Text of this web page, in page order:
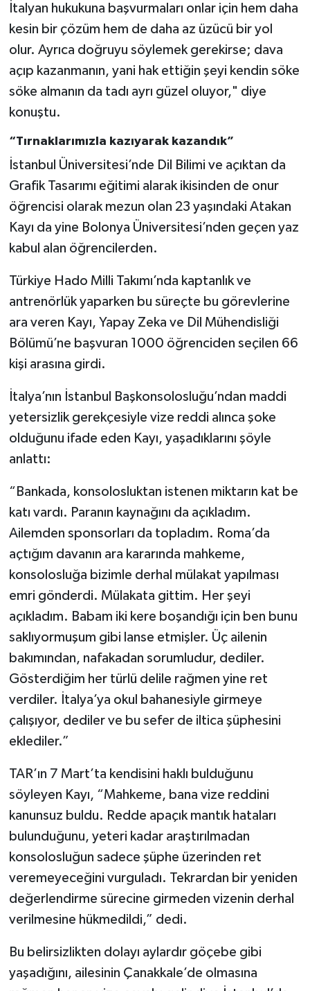
İtalyan hukukuna başvurmaları onlar için hem daha
kesin bir çözüm hem de daha az üzücü bir yol
olur. Ayrıca doğruyu söylemek gerekirse; dava
açıp kazanmanın, yani hak ettiğin şeyi kendin söke
söke almanın da tadı ayrı güzel oluyor," diye
konuştu.
“Tırnaklarımızla kazıyarak kazandık”
İstanbul Üniversitesi’nde Dil Bilimi ve açıktan da
Grafik Tasarımı eğitimi alarak ikisinden de onur
öğrencisi olarak mezun olan 23 yaşındaki Atakan
Kayı da yine Bolonya Üniversitesi’nden geçen yaz
kabul alan öğrencilerden.
Türkiye Hado Milli Takımı’nda kaptanlık ve
antrenörlük yaparken bu süreçte bu görevlerine
ara veren Kayı, Yapay Zeka ve Dil Mühendisliği
Bölümü’ne başvuran 1000 öğrenciden seçilen 66
kişi arasına girdi.
İtalya’nın İstanbul Başkonsolosluğu’ndan maddi
yetersizlik gerekçesiyle vize reddi alınca şoke
olduğunu ifade eden Kayı, yaşadıklarını şöyle
anlattı:
“Bankada, konsolosluktan istenen miktarın kat be
katı vardı. Paranın kaynağını da açıkladım.
Ailemden sponsorları da topladım. Roma’da
açtığım davanın ara kararında mahkeme,
konsolosluğa bizimle derhal mülakat yapılması
emri gönderdi. Mülakata gittim. Her şeyi
açıkladım. Babam iki kere boşandığı için ben bunu
saklıyormuşum gibi lanse etmişler. Üç ailenin
bakımından, nafakadan sorumludur, dediler.
Gösterdiğim her türlü delile rağmen yine ret
verdiler. İtalya’ya okul bahanesiyle girmeye
çalışıyor, dediler ve bu sefer de iltica şüphesini
eklediler.”
TAR’ın 7 Mart’ta kendisini haklı bulduğunu
söyleyen Kayı, “Mahkeme, bana vize reddini
kanunsuz buldu. Redde apaçık mantık hataları
bulunduğunu, yeteri kadar araştırılmadan
konsolosluğun sadece şüphe üzerinden ret
veremeyeceğini vurguladı. Tekrardan bir yeniden
değerlendirme sürecine girmeden vizenin derhal
verilmesine hükmedildi,” dedi.
Bu belirsizlikten dolayı aylardır göçebe gibi
yaşadığını, ailesinin Çanakkale’de olmasına